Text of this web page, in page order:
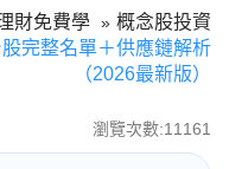
財免費學
概念股投資
完整名單＋供應鏈解析
（2026最新版）
瀏覽次數:11161